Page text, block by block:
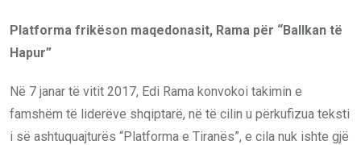
Platforma frikëson maqedonasit, Rama për “Ballkan të
Hapur”
Në 7 janar të vitit 2017, Edi Rama konvokoi takimin e
famshëm të liderëve shqiptarë, në të cilin u përkufizua teksti
i së ashtuquajturës “Platforma e Tiranës”, e cila nuk ishte gjë